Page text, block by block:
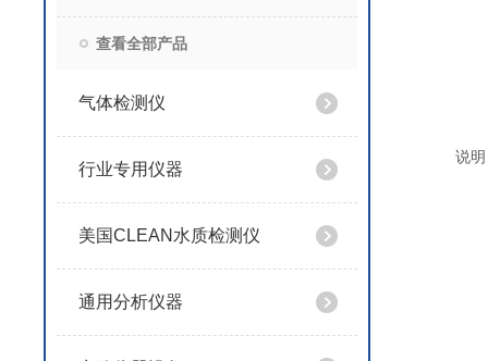
查看全部产品
气体检测仪
行业专用仪器
美国CLEAN水质检测仪
通用分析仪器
说